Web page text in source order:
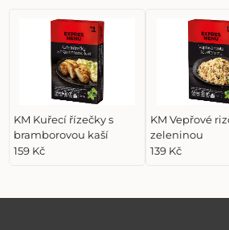
KM Kuřecí řízečky s
bramborovou kaší
159 Kč
KM Vepřové
zeleninou
139 Kč